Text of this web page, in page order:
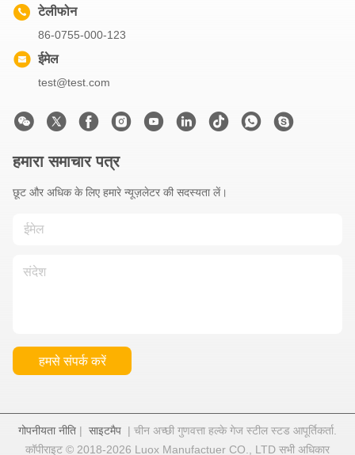
टेलीफोन
86-0755-000-123
ईमेल
test@test.com
हमारा समाचार पत्र
छूट और अधिक के लिए हमारे न्यूज़लेटर की सदस्यता लें।
हमसे संपर्क करें
गोपनीयता नीति | साइटमैप | चीन अच्छी गुणवत्ता हल्के गेज स्टील स्टड आपूर्तिकर्ता.
कॉपीराइट © 2018-2026 Luox Manufactuer CO., LTD सभी अधिकार